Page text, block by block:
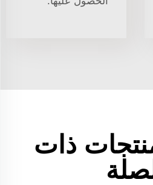
ذات